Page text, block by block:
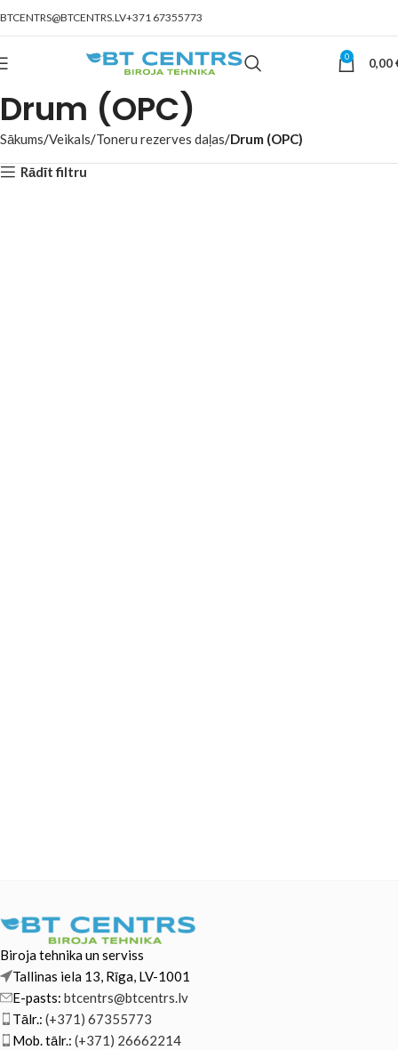
BTCENTRS@BTCENTRS.LV+371 67355773
0 0,00
Drum (OPC)
Sākums Veikals Toneru rezerves daļas Drum (OPC)
Rādīt filtru
Biroja tehnika un serviss
Tallinas iela 13, Rīga, LV-1001
E-pasts: btcentrs@btcentrs.lv
Tālr.: (+371) 67355773
Mob. tālr.: (+371) 26662214